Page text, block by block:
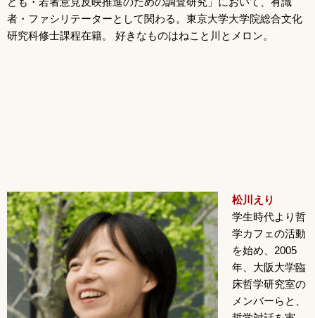
者・ファシリテーターとして関わる。東京大学大学院総合文化
研究科修士課程在籍。 好きなものはねこと川とメロン。
松川えり
学生時代より哲
学カフェの活動
を始め、2005
年、大阪大学臨
床哲学研究室の
メンバーらと、